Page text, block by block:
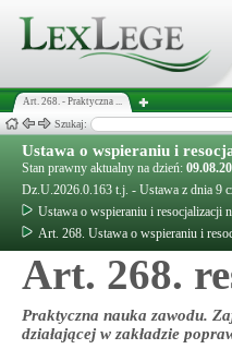
Art. 268. - Praktyczna ...
Szukaj:
Ustawa o wspieraniu i
Stan prawny aktualny na dzień:
Dz.U.2026.0.163 t.j. - Ustawa z dnia 9
Ustawa o wspieraniu i resocjalizacji
Art. 268. Ustawa o wspieraniu i
Art. 268.
Praktyczna nauka zawodu.
działającej w zakładzie